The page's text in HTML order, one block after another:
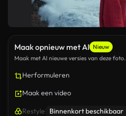
Maak opnieuw met AI Nieuw
Maak met AI nieuwe versies van deze foto.
Herformuleren
Maak een video
Restyle Binnenkort beschikbaar